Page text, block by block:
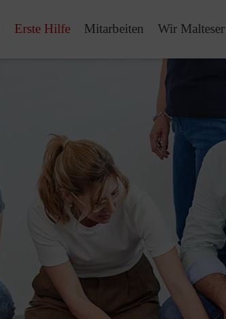
Erste Hilfe Mitarbeiten Wir Malteser